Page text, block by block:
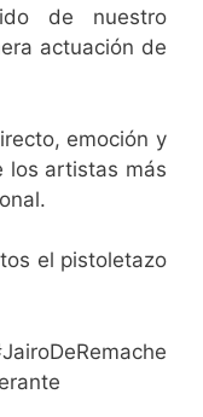
de nuestro
actuación de
emoción y
los artistas más
el pistoletazo